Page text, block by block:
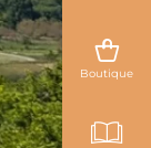
Boutique